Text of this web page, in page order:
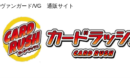
ヴァンガード/VG 通販サイト